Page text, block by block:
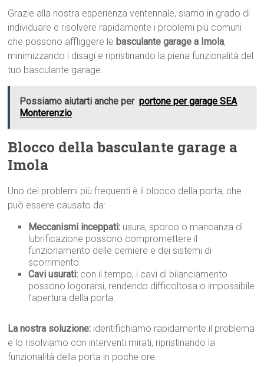
Grazie alla nostra esperienza ventennale, siamo in grado di
individuare e risolvere rapidamente i problemi più comuni
che possono affliggere le basculante garage a Imola,
minimizzando i disagi e ripristinando la piena funzionalità del
tuo basculante garage.
Possiamo aiutarti anche per portone per garage SEA
Monterenzio
Blocco della basculante garage a
Imola
Uno dei problemi più frequenti è il blocco della porta, che
può essere causato da:
Meccanismi inceppati: usura, sporco o mancanza di
lubrificazione possono compromettere il
funzionamento delle cerniere e dei sistemi di
scorrimento.
Cavi usurati: con il tempo, i cavi di bilanciamento
possono logorarsi, rendendo difficoltosa o impossibile
l’apertura della porta.
La nostra soluzione: identifichiamo rapidamente il problema
e lo risolviamo con interventi mirati, ripristinando la
funzionalità della porta in poche ore.